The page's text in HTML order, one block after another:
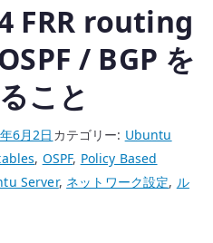
FRR routing
/ BGP を
こと
6月2日 カテゴリー: Ubuntu
, OSPF, Policy Based
Server, ネットワーク設定, ル